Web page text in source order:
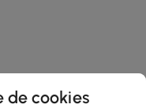
de cookies